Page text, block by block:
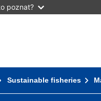
poznat?
Sustainable fisheries